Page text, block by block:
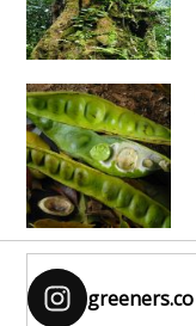
greeners.co